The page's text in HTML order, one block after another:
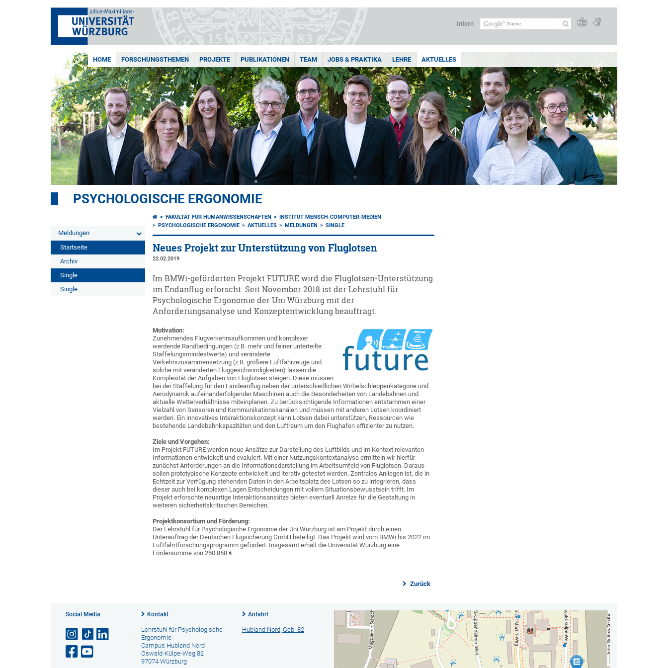
Intern
HOME FORSCHUNGSTHEMEN PROJEKTE PUBLIKATIONEN TEAM JOBS & PRAKTIKA LEHRE AKTUELLES
PSYCHOLOGISCHE ERGONOMIE
Meldungen
Startseite
Archiv
Single
Single
FAKULTÄT FÜR HUMANWISSENSCHAFTEN
INSTITUT MENSCH-COMPUTER-MEDIEN
PSYCHOLOGISCHE ERGONOMIE
AKTUELLES MELDUNGEN SINGLE
Neues Projekt zur Unterstützung von Fluglotsen
22.02.2019
Im BMWi-geförderten Projekt FUTURE wird die Fluglotsen-Unterstützung
im Endanflug erforscht. Seit November 2018 ist der Lehrstuhl für
Psychologische Ergonomie der Uni Würzburg mit der
Anforderungsanalyse und Konzeptentwicklung beauftragt.
Motivation:
Zunehmendes Flugverkehrsaufkommen und komplexer
werdende Randbedingungen (z.B. mehr und feiner unterteilte
Staffelungsmindestwerte) und veränderte
Verkehrszusammensetzung (z.B. größere Luftfahrzeuge und
solche mit veränderten Fluggeschwindigkeiten) lassen die
Komplexität der Aufgaben von Fluglotsen steigen. Diese müssen
bei der Staffelung für den Landeanflug neben der unterschiedlichen Wirbelschleppenkategorie und
Aerodynamik aufeinanderfolgender Maschinen auch die Besonderheiten von Landebahnen und
aktuelle Wetterverhältnisse miteinplanen. Zu berücksichtigende Informationen entstammen einer
Vielzahl von Sensoren und Kommunikationskanälen und müssen mit anderen Lotsen koordiniert
werden. Ein innovatives Interaktionskonzept kann Lotsen dabei unterstützen, Ressourcen wie
bestehende Landebahnkapazitäten und den Luftraum um den Flughafen effizienter zu nutzen.
Ziele und Vorgehen:
Im Projekt FUTURE werden neue Ansätze zur Darstellung des Luftbilds und im Kontext relevanten
Informationen entwickelt und evaluiert. Mit einer Nutzungskontextanalyse ermitteln wir hierfür
zunächst Anforderungen an die Informationsdarstellung im Arbeitsumfeld von Fluglotsen. Daraus
sollen prototypische Konzepte entwickelt und iterativ getestet werden. Zentrales Anliegen ist, die in
Echtzeit zur Verfügung stehenden Daten in den Arbeitsplatz des Lotsen so zu integrieren, dass
dieser auch bei komplexen Lagen Entscheidungen mit vollem Situationsbewusstsein trifft. Im
Projekt erforschte neuartige Interaktionsansätze bieten eventuell Anreize für die Gestaltung in
weiteren sicherheitskritischen Bereichen.
Projektkonsortium und Förderung:
Der Lehrstuhl für Psychologische Ergonomie der Uni Würzburg ist am Projekt durch einen
Unterauftrag der Deutschen Flugsicherung GmbH beteiligt. Das Projekt wird vom BMWi bis 2022 im
Luftfahrtforschungsprogramm gefördert. Insgesamt erhält die Universität Würzburg eine
Fördersumme von 250.858 €.
Zurück
Social Media Kontakt
Lehrstuhl für Psychologische
Ergonomie
Campus Hubland Nord
Oswald-Külpe-Weg 82
97074 Würzburg
Anfahrt
Hubland Nord, Geb. 82